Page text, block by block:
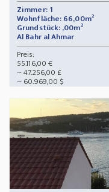
Zimmer: 1
Wohnfläche: 66,00m²
Grundstück: ,00m²
Al Bahr al Ahmar
Preis:
55.116,00 €
~ 47.256,00 £
~ 60.969,00 $